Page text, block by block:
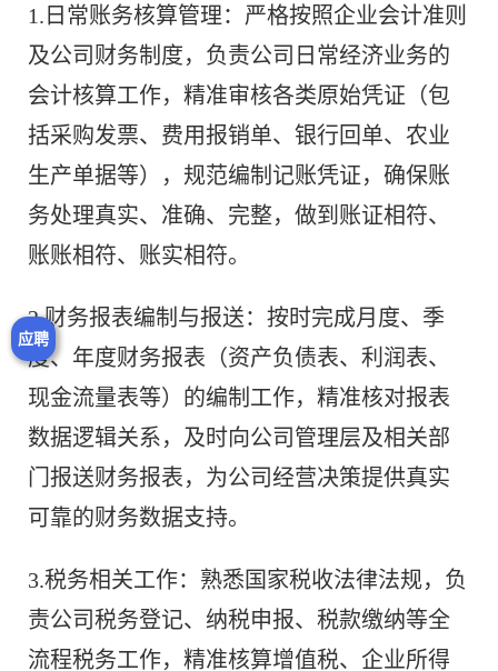
应聘
1.日常账务核算管理：严格按照企业会计准则
及公司财务制度，负责公司日常经济业务的
会计核算工作，精准审核各类原始凭证（包
括采购发票、费用报销单、银行回单、农业
生产单据等），规范编制记账凭证，确保账
务处理真实、准确、完整，做到账证相符、
账账相符、账实相符。
2.财务报表编制与报送：按时完成月度、季
度、年度财务报表（资产负债表、利润表、
现金流量表等）的编制工作，精准核对报表
数据逻辑关系，及时向公司管理层及相关部
门报送财务报表，为公司经营决策提供真实
可靠的财务数据支持。
3.税务相关工作：熟悉国家税收法律法规，负
责公司税务登记、纳税申报、税款缴纳等全
流程税务工作，精准核算增值税、企业所得